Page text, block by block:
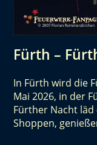
Fürth –
In Fürth wird die
Mai 2026, in der
Fürther Nacht
Shoppen,